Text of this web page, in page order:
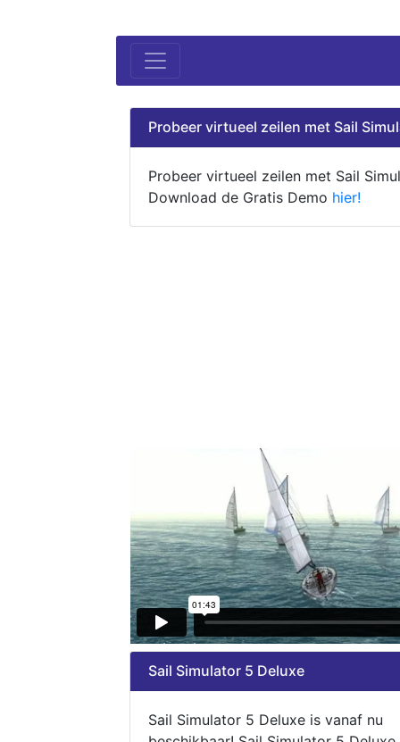
Probeer virtueel zeilen met Sail
Probeer virtueel zeilen met Sail
Download de Gratis Demo hier!
Sail Simulator 5 Deluxe
Sail Simulator 5 Deluxe is vanaf nu